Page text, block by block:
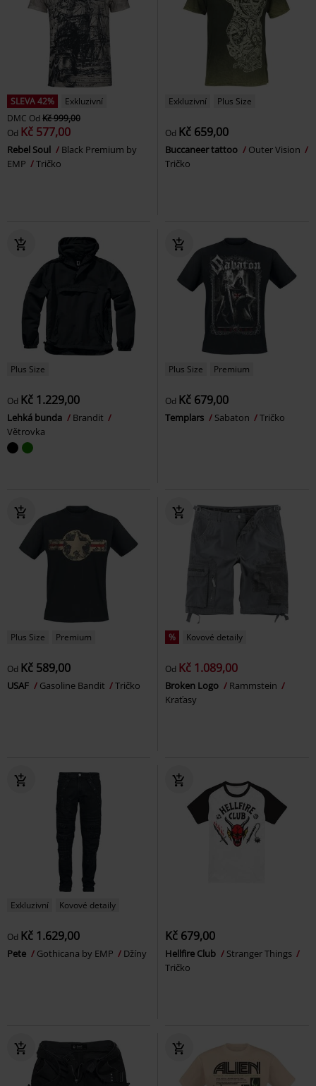
SLEVA 42%
Exkluzivní
DMC Od Kč 999,00
Od Kč 577,00
Rebel Soul
Black Premium by
EMP
Tričko
Exkluzivní Plus Size
Od Kč 659,00
Buccaneer tattoo
Outer Vision
Tričko
Plus Size
Od Kč 1.229,00
Lehká bunda
Brandit
Větrovka
Plus Size Premium
Od Kč 679,00
Templars Sabaton Tričko
Plus Size Premium
Od Kč 589,00
USAF Gasoline Bandit Tričko
% Kovové detaily
Od Kč 1.089,00
Broken Logo
Rammstein
Kraťasy
Exkluzivní Kovové detaily
Od Kč 1.629,00
Pete Gothicana by EMP Džíny
Kč 679,00
Hellfire Club
Stranger Things
Tričko